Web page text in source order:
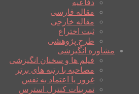
دفاعیه
مقاله فارسی
مقاله خارجی
ثبت اختراع
طرح پژوهشی
مشاوره انگیزشی
فیلم ها و سخنان انگیزشی
مصاحبه با رتبه های برتر
غرور یا اعتماد به نفس
تمرینات کنترل استرس